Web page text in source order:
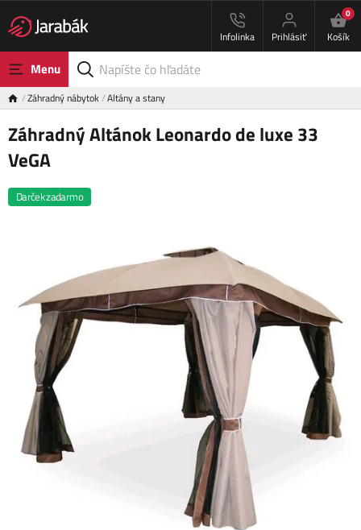
Infolinka Prihlásiť
0
Košík
Menu
Záhradný nábytok Altány a stany
Záhradný Altánok Leonardo de luxe 33
VeGA
Darček zadarmo